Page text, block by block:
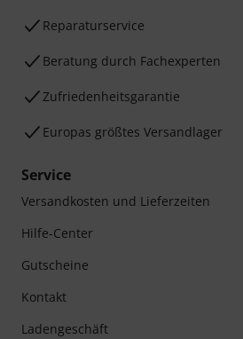
Reparaturservice
Beratung durch Fachexperten
Zufriedenheitsgarantie
Europas größtes Versandlager
Service
Versandkosten und Lieferzeiten
Hilfe-Center
Gutscheine
Kontakt
Ladengeschäft